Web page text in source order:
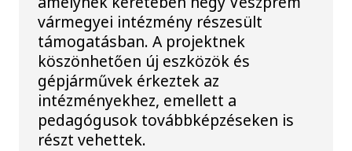
vármegyei intézmény részesült
támogatásban. A projektnek
köszönhetően új eszközök és
gépjárművek érkeztek az
intézményekhez, emellett a
pedagógusok továbbképzéseken is
részt vehettek.